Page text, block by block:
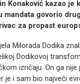
Konaković kazao
mandata govorio
za propast
Milorada Dodika
Dodikovoj
izričaju. On ga
je i sam bio najveći